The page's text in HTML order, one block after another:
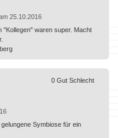
25.10.2016
"Kollegen" waren super. Macht
Symbiose für ein
0 Gut Schlecht